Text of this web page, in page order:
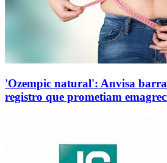
'Ozempic natural': Anvisa
registro que prometiam